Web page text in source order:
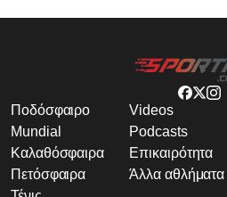
Ποδόσφαιρο
Mundial
Καλαθόσφαιρα
Πετόσφαιρα
Videos
Podcasts
Επικαιρότητα
Άλλα αθλήματα